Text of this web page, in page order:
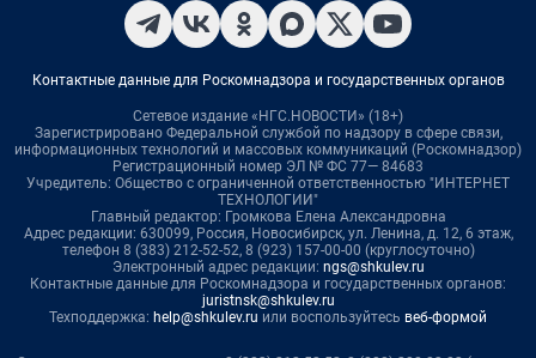
Контактные данные для Роскомнадзора и государственных органов
Сетевое издание «НГС.НОВОСТИ» (18+)
Зарегистрировано Федеральной службой по надзору в сфере связи,
информационных технологий и массовых коммуникаций (Роскомнадзор)
Регистрационный номер ЭЛ № ФС 77— 84683
Учредитель: Общество с ограниченной ответственностью "ИНТЕРНЕТ
ТЕХНОЛОГИИ"
Главный редактор: Громкова Елена Александровна
Адрес редакции: 630099, Россия, Новосибирск, ул. Ленина, д. 12, 6 этаж,
телефон 8 (383) 212-52-52, 8 (923) 157-00-00 (круглосуточно)
Электронный адрес редакции: ngs@shkulev.ru
Контактные данные для Роскомнадзора и государственных органов:
juristnsk@shkulev.ru
Техподдержка: help@shkulev.ru или воспользуйтесь веб-формой